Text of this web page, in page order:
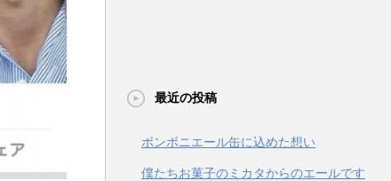
最近の投稿
ボンボニエール缶に込めた想い
僕たちお菓子のミカタからのエールです